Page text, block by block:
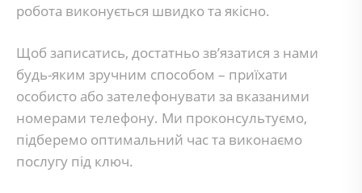
робота виконується швидко та якісно.
Щоб записатись, достатньо зв’язатися з нами
будь-яким зручним способом – приїхати
особисто або зателефонувати за вказаними
номерами телефону. Ми проконсультуємо,
підберемо оптимальний час та виконаємо
послугу під ключ.